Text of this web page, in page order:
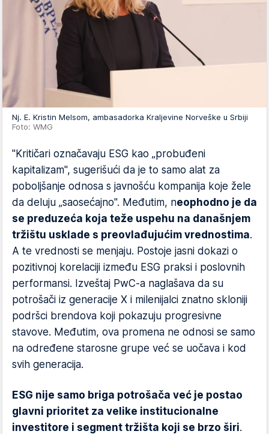
Nj. E. Kristin Melsom, ambasadorka Kraljevine Norveške u Srbiji
Foto: WMG
"Kritičari označavaju ESG kao „probuđeni
kapitalizam", sugerišući da je to samo alat za
poboljšanje odnosa s javnošću kompanija koje žele
da deluju „saosećajno". Međutim, neophodno je da
se preduzeća koja teže uspehu na današnjem
tržištu usklade s preovlađujućim vrednostima.
A te vrednosti se menjaju. Postoje jasni dokazi o
pozitivnoj korelaciji između ESG praksi i poslovnih
performansi. Izveštaj PwC-a naglašava da su
potrošači iz generacije X i milenijalci znatno skloniji
podršci brendova koji pokazuju progresivne
stavove. Međutim, ova promena ne odnosi se samo
na određene starosne grupe već se uočava i kod
svih generacija.
ESG nije samo briga potrošača već je postao
glavni prioritet za velike institucionalne
investitore i segment tržišta koji se brzo širi.